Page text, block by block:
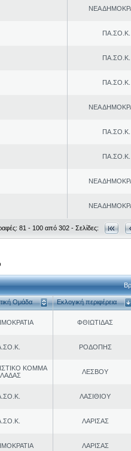
ΝΕΑ
ΠΑ.ΣΟ.Κ.
ΠΑ.ΣΟ.Κ.
ΠΑ.ΣΟ.Κ.
ΝΕΑ
ΠΑ.ΣΟ.Κ.
ΠΑ.ΣΟ.Κ.
ΝΕΑ
ΝΕΑ
81 - 100 από 302 - Σελίδες:
Ομάδα Εκλογική περιφέρεια
ΦΘΙΩΤΙΔΑΣ
ΡΟΔΟΠΗΣ
ΚΟΜΜΑ
ΛΕΣΒΟΥ
ΛΑΣΙΘΙΟΥ
ΛΑΡΙΣΑΣ
ΛΑΡΙΣΑΣ